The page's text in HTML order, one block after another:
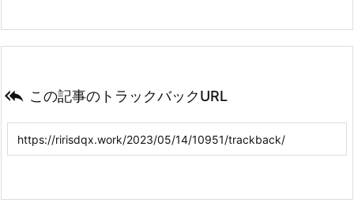
 この記事のトラックバックURL